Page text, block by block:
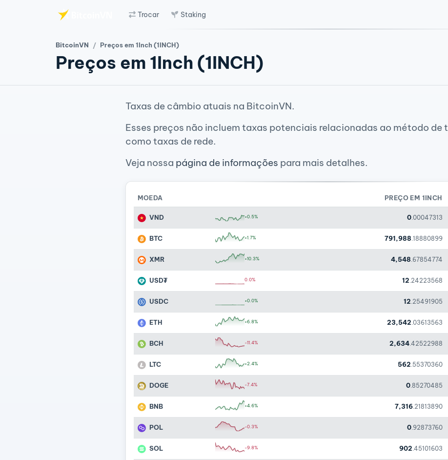
Trocar Staking
BitcoinVN Preços em 1Inch (1INCH)
Preços em 1Inch (1INCH)
Taxas de câmbio atuais na BitcoinVN.
Esses preços não incluem taxas potenciais relacionadas ao método de
como taxas de rede.
Veja nossa página de informações para mais detalhes.
MOEDA PREÇO EM 1INCH
VND +0.5% 0.00047313
BTC +1.7% 791,988.18880899
XMR +10.3% 4,548.67854774
USD₮ 0.0% 12.24223568
USDC +0.0% 12.25491905
ETH +6.8% 23,542.03613563
BCH -11.4% 2,634.42522988
LTC +2.4% 562.55370360
DOGE -7.4% 0.85270485
BNB +4.6% 7,316.21813890
POL -0.3% 0.92873760
SOL -9.8% 902.45101603